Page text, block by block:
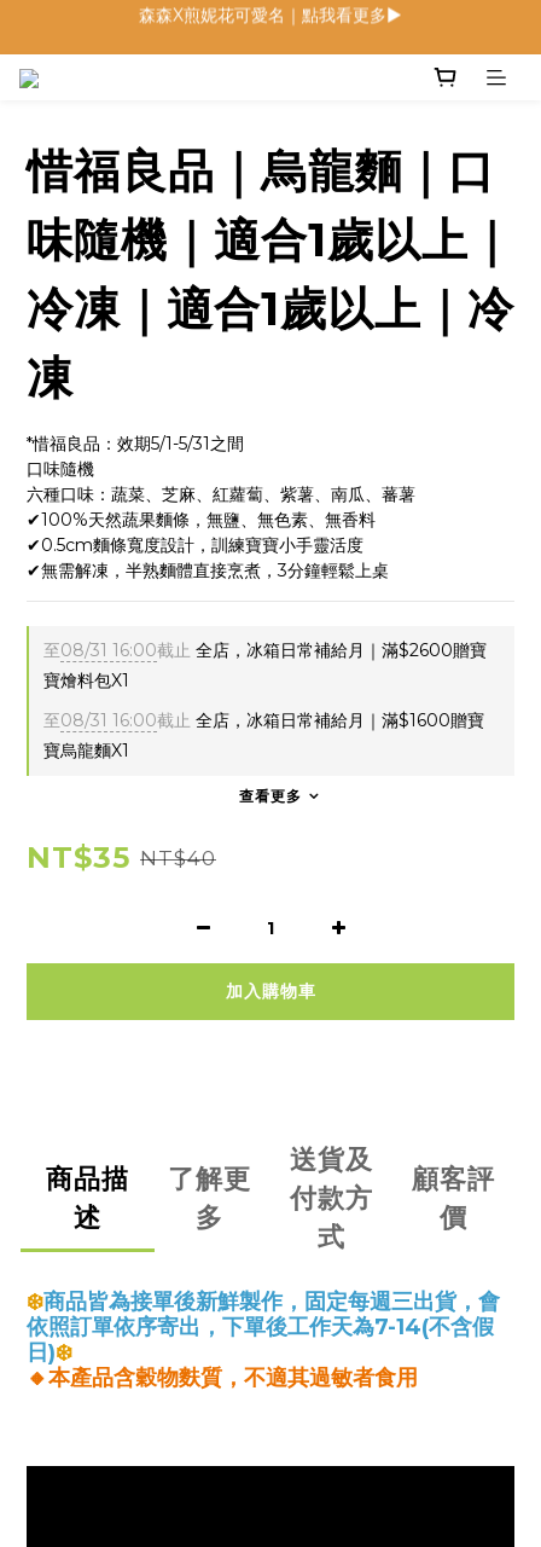
低鈉燉飯燉麵回歸 趕緊補貨！
低鈉燉飯燉麵回歸 趕緊補貨！
低鈉燉飯燉麵回歸 趕緊補貨！
惜福良品｜烏龍麵｜口
味隨機｜適合1歲以上｜
冷凍｜適合1歲以上｜冷
凍
*惜福良品：效期5/1-5/31之間
口味隨機
六種口味：蔬菜、芝麻、紅蘿蔔、紫薯、南瓜、蕃薯
✔100%天然蔬果麵條，無鹽、無色素、無香料
✔0.5cm麵條寬度設計，訓練寶寶小手靈活度
✔無需解凍，半熟麵體直接烹煮，3分鐘輕鬆上桌
至08/31 16:00截止 全店，冰箱日常補給月｜滿$2600贈寶
寶燴料包X1
至08/31 16:00截止 全店，冰箱日常補給月｜滿$1600贈寶
寶烏龍麵X1
查看更多
NT$35 NT$40
加入購物車
商品描
述
了解更
多
送貨及
付款方
式
顧客評
價
❄️商品皆為接單後新鮮製作， 固定每週三出貨，會
依照訂單依序寄出，下單後工作天為7-14(不含假
日)❄️
🔸本產品含穀物麩質，不適其過敏者食用